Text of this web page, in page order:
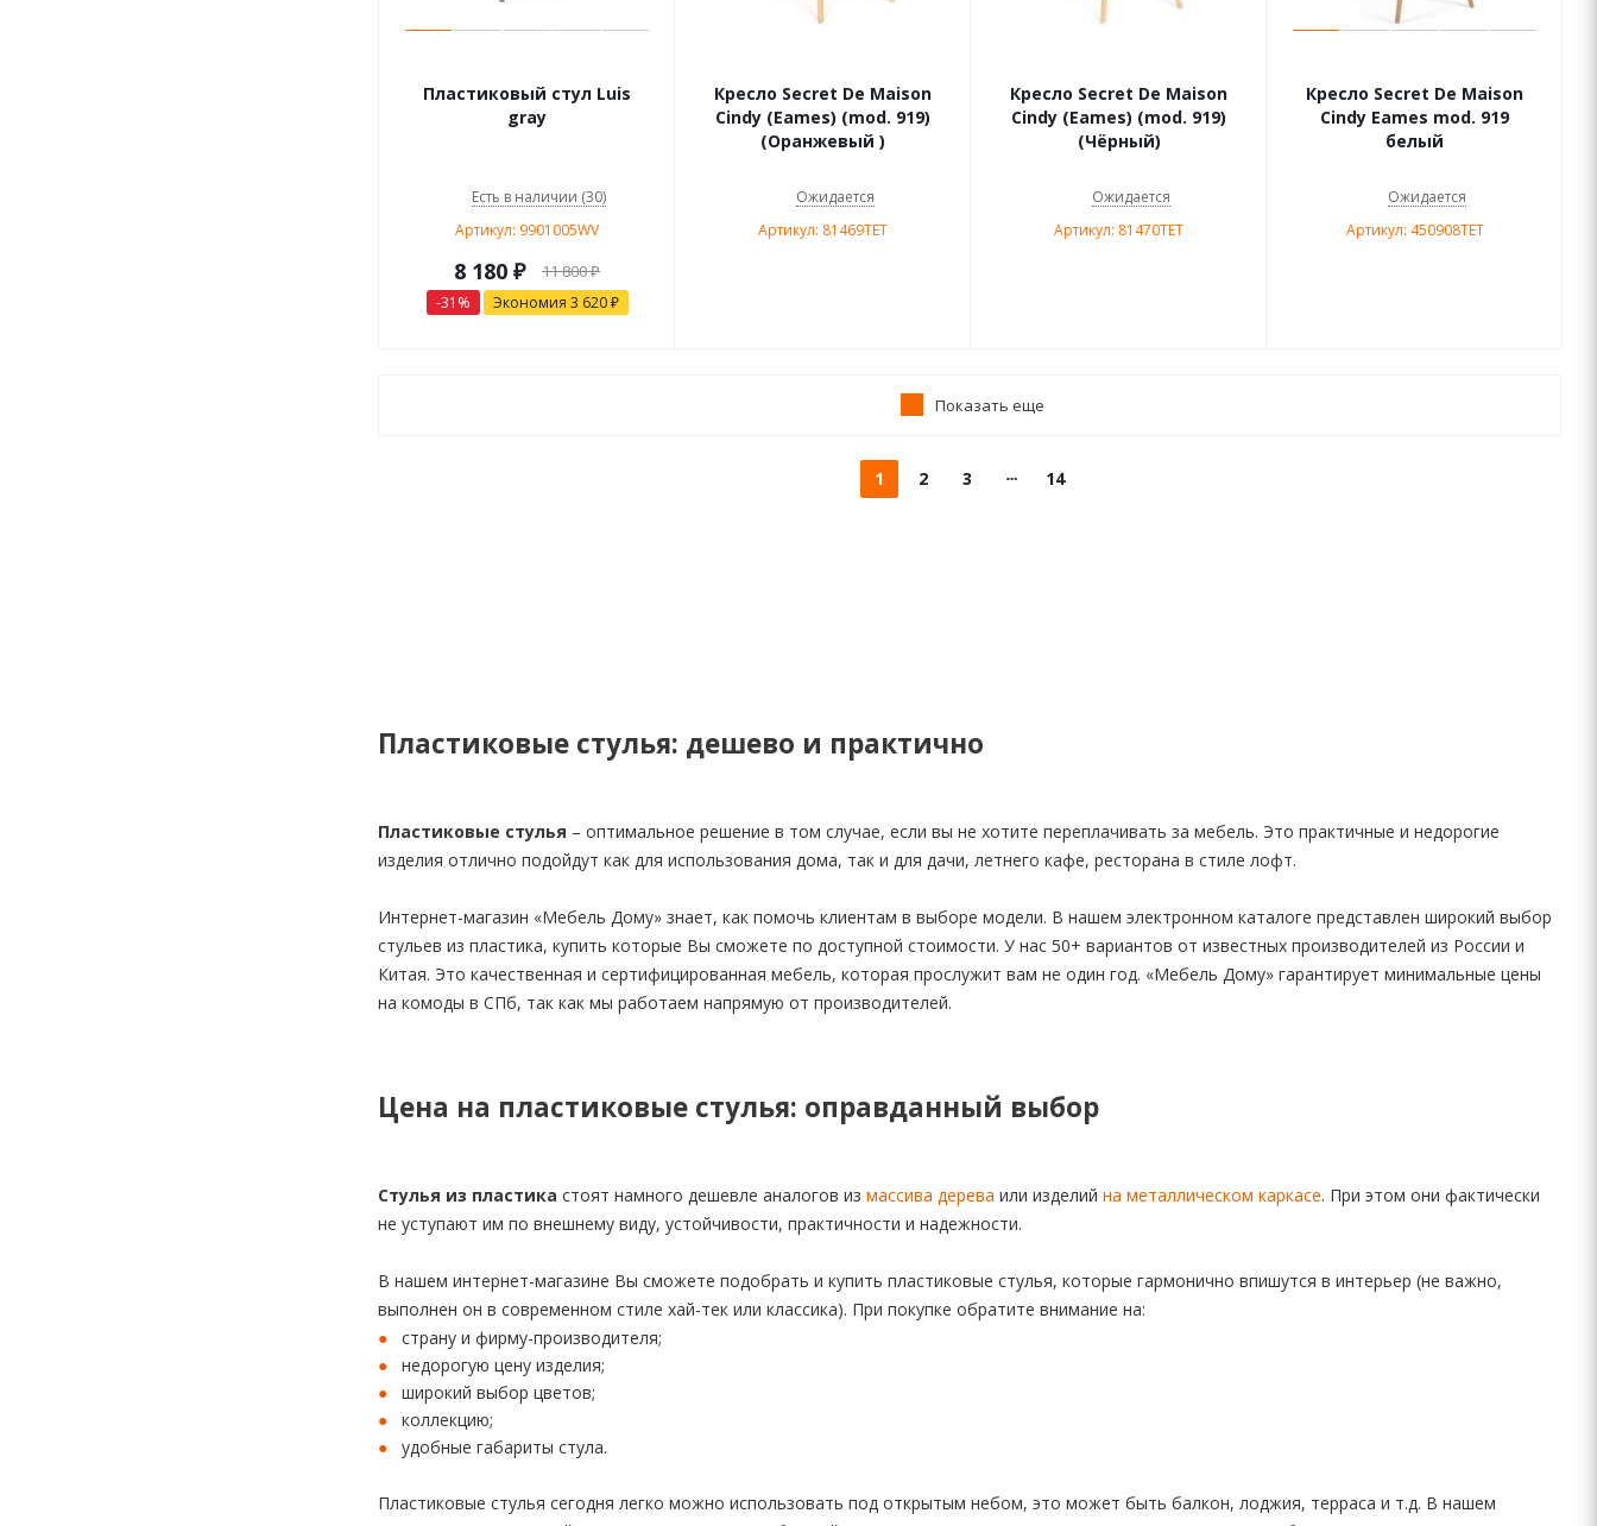
Пластиковый стул Luis
gray
Есть в наличии (30)
Артикул: 9901005WV
8 180 ₽ 11 800₽
-31 % Экономия 3 620₽
Кресло Secret De Maison
Cindy (Eames) (mod. 919)
(Оранжевый )
Ожидается
Артикул: 81469TET
Кресло Secret De Maison
Cindy (Eames) (mod. 919)
(Чёрный)
Ожидается
Артикул: 81470TET
Кресло Secret De Maison
Cindy Eames mod. 919
белый
Ожидается
Артикул: 450908TET
Показать еще
1 2 3 14
Пластиковые стулья: дешево и практично
Пластиковые стулья – оптимальное решение в том случае, если вы не хотите переплачивать за мебель. Это практичные и недорогие
изделия отлично подойдут как для использования дома, так и для дачи, летнего кафе, ресторана в стиле лофт.
Интернет-магазин «Мебель Дому» знает, как помочь клиентам в выборе модели. В нашем электронном каталоге представлен широкий выбор
стульев из пластика, купить которые Вы сможете по доступной стоимости. У нас 50+ вариантов от известных производителей из России и
Китая. Это качественная и сертифицированная мебель, которая прослужит вам не один год. «Мебель Дому» гарантирует минимальные цены
на комоды в СПб, так как мы работаем напрямую от производителей.
Цена на пластиковые стулья: оправданный выбор
Стулья из пластика стоят намного дешевле аналогов из массива дерева или изделий на металлическом каркасе. При этом они фактически
не уступают им по внешнему виду, устойчивости, практичности и надежности.
В нашем интернет-магазине Вы сможете подобрать и купить пластиковые стулья, которые гармонично впишутся в интерьер (не важно,
выполнен он в современном стиле хай-тек или классика). При покупке обратите внимание на:
страну и фирму-производителя;
недорогую цену изделия;
широкий выбор цветов;
коллекцию;
удобные габариты стула.
Пластиковые стулья сегодня легко можно использовать под открытым небом, это может быть балкон, лоджия, терраса и т.д. В нашем